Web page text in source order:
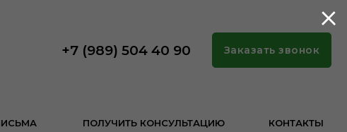
+7 (989) 504 40 90 Заказать звонок
КОНТАКТЫ
ПОЛУЧИТЬ КОНСУЛЬТАЦИЮ